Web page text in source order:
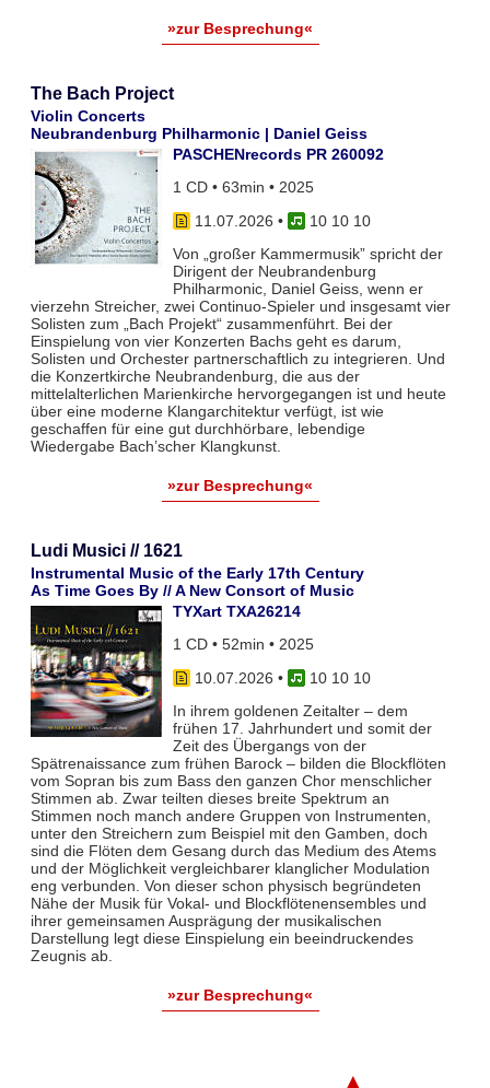
»zur Besprechung«
The Bach Project
Violin Concerts
Neubrandenburg Philharmonic | Daniel Geiss
PASCHENrecords PR 260092
1 CD • 63min • 2025
11.07.2026 •
10 10 10
Von „großer Kammermusik” spricht der
Dirigent der Neubrandenburg
Philharmonic, Daniel Geiss, wenn er
vierzehn Streicher, zwei Continuo-Spieler und insgesamt vier
Solisten zum „Bach Projekt“ zusammenführt. Bei der
Einspielung von vier Konzerten Bachs geht es darum,
Solisten und Orchester partnerschaftlich zu integrieren. Und
die Konzertkirche Neubrandenburg, die aus der
mittelalterlichen Marienkirche hervorgegangen ist und heute
über eine moderne Klangarchitektur verfügt, ist wie
geschaffen für eine gut durchhörbare, lebendige
Wiedergabe Bach’scher Klangkunst.
»zur Besprechung«
Ludi Musici // 1621
Instrumental Music of the Early 17th Century
As Time Goes By // A New Consort of Music
TYXart TXA26214
1 CD • 52min • 2025
10.07.2026 •
10 10 10
In ihrem goldenen Zeitalter – dem
frühen 17. Jahrhundert und somit der
Zeit des Übergangs von der
Spätrenaissance zum frühen Barock – bilden die Blockflöten
vom Sopran bis zum Bass den ganzen Chor menschlicher
Stimmen ab. Zwar teil­ten dieses breite Spektrum an
Stimmen noch manch andere Gruppen von Instrumenten,
unter den Streichern zum Bei­spiel mit den Gamben, doch
sind die Flöten dem Gesang durch das Medium des Atems
und der Möglichkeit vergleich­barer klanglicher Modulation
eng verbunden. Von dieser schon physisch begründeten
Nähe der Musik für Vokal- und Blockflö­tenensembles und
ihrer gemeinsamen Ausprägung der musikalischen
Darstellung legt diese Einspielung ein beeindruckendes
Zeugnis ab.
»zur Besprechung«